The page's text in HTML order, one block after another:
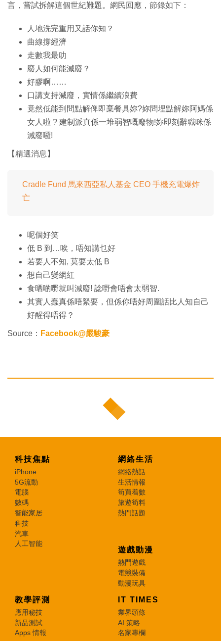
言，嘗試拆解這個世紀難題。網民回應，節錄如下：
人地洗完重用又話你知？
曲線撐經濟
走數我最叻
廢人如何能減廢？
好膠啊……
口講支持減廢，實情係繼續浪費
竟然低能到問點解俾即棄餐具妳?妳問埋點解妳阿媽係
女人啦 ? 建制派真係一堆弱智嘅廢物!妳即刻辭職咪係
減廢囉!
【精選消息】
Cradle Fund 馬來西亞私人基金 CEO 手機充電爆炸
亡
呢個好笑
低 B 到…唉，唔知講乜好
若要人不知, 莫要太低 B
想自己變網紅
食晒啲嘢就叫減廢! 諗嘢會唔會太弱智.
其實人蠢真係唔緊要，但係你唔好周圍話比人知自己
好醒得唔得？
Source： Facebook@嚴駿豪
科技焦點
iPhone
5G流動
電腦
數碼
智能家居
科技
汽車
人工智能
網絡生活
網絡熱話
生活情報
筍買着數
旅遊筍料
熱門話題
遊戲動漫
熱門遊戲
電競裝備
動漫玩具
教學評測
應用秘技
新品測試
Apps 情報
IT TIMES
業界頭條
AI 策略
名家專欄